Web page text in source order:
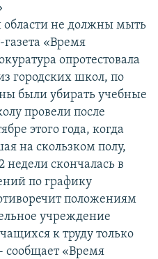
не должны мыть
«Время
опротестовала
городских школ, по
были убирать учебные
провели после
этого года, когда
на скользком полу,
недели скончалась в
по графику
положениям
учреждение
к труду только
сообщает «Время